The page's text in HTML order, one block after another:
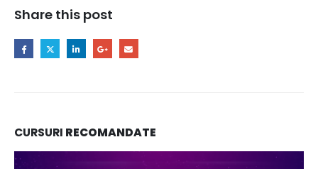
Share this post
CURSURI RECOMANDATE